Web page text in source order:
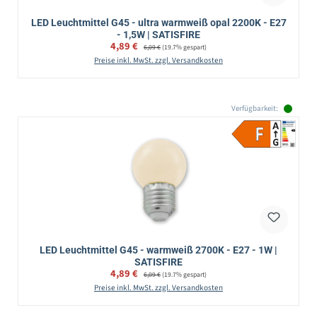
LED Leuchtmittel G45 - ultra warmweiß opal 2200K - E27
- 1,5W | SATISFIRE
Verkaufspreis:
4,89 € Regulärer Preis:
6,09 €(19.7% gespart)
Preise inkl. MwSt. zzgl. Versandkosten
Verfügbarkeit:
LED Leuchtmittel G45 - warmweiß 2700K - E27 - 1W |
SATISFIRE
Verkaufspreis:
4,89 € Regulärer Preis:
6,09 €(19.7% gespart)
Preise inkl. MwSt. zzgl. Versandkosten